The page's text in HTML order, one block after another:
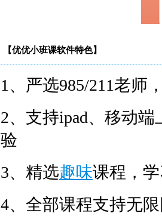
【优优小班课软件特色】
1、严选985/211老师
2、支持ipad、移动
验
3、精选趣味课程，
4、全部课程支持无